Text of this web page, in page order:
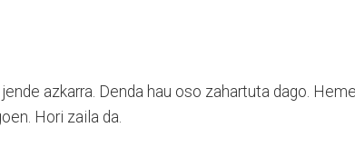
azkarra. Denda hau oso zahartuta dago.
Hori zaila da.